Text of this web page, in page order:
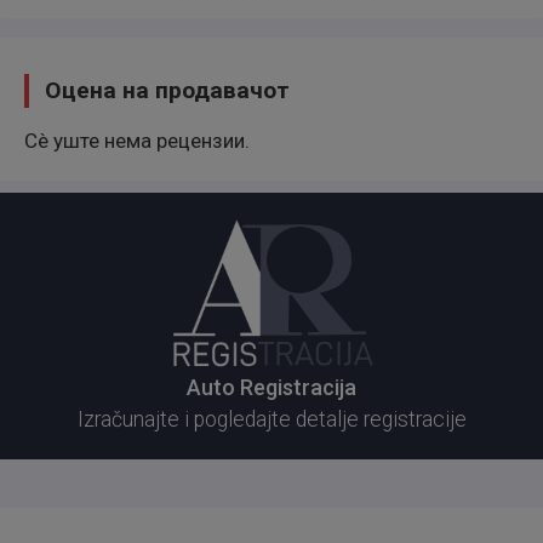
Registrovan je do februara 2027. godine
nije ni opran za slikanje kao što možete videti.
Prenos obavezan. Slobodno možete pisati na viber,
Оцена на продавачот
Сè уште нема рецензии.
Auto Registracija
Izračunajte i pogledajte detalje registracije